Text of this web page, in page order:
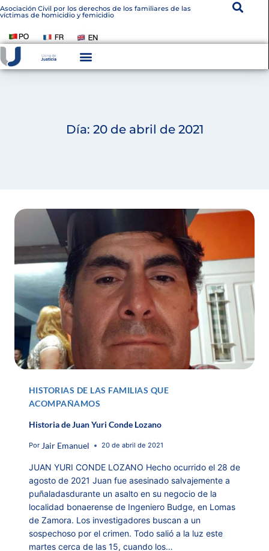
Asociación Civil por los derechos de los familiares de las
víctimas de homicidio y femicidio
Día: 20 de abril de 2021
HISTORIAS DE LAS FAMILIAS QUE
ACOMPAÑAMOS
Historia de Juan Yuri Conde Lozano
Por Jair Emanuel 20 de abril de 2021
JUAN YURI CONDE LOZANO Hecho ocurrido el 28 de
agosto de 2021 Juan fue asesinado salvajemente a
puñaladasdurante un asalto en su negocio de la
localidad bonaerense de Ingeniero Budge, en Lomas
de Zamora. Los investigadores buscan a un
sospechoso por el crimen. Todo salió a la luz este
martes cerca de las 15, cuando los…